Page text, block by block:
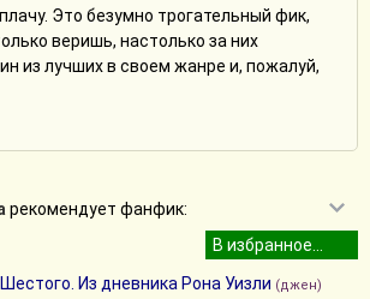
Это безумно трогательный фик,
веришь, настолько за них
из лучших в своем жанре и, пожалуй,
рекомендует фанфик:
Из дневника Рона Уизли (джен)